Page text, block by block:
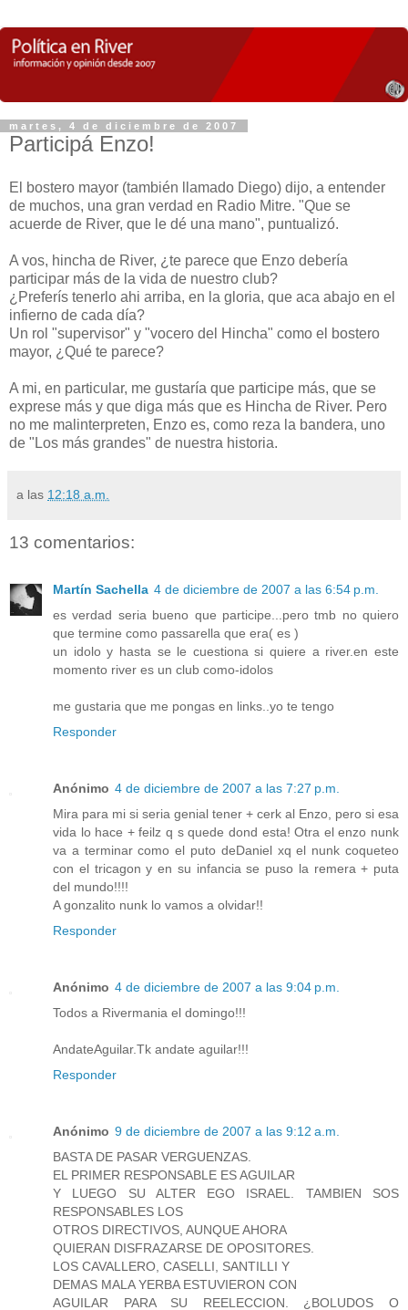
martes, 4 de diciembre de 2007
Participá Enzo!
El bostero mayor (también llamado Diego) dijo, a entender
de muchos, una gran verdad en Radio Mitre. "Que se
acuerde de River, que le dé una mano", puntualizó.
A vos, hincha de River, ¿te parece que Enzo debería
participar más de la vida de nuestro club?
¿Preferís tenerlo ahi arriba, en la gloria, que aca abajo en el
infierno de cada día?
Un rol "supervisor" y "vocero del Hincha" como el bostero
mayor, ¿Qué te parece?
A mi, en particular, me gustaría que participe más, que se
exprese más y que diga más que es Hincha de River. Pero
no me malinterpreten, Enzo es, como reza la bandera, uno
de "Los más grandes" de nuestra historia.
a las 12:18 a.m.
13 comentarios:
Martín Sachella 4 de diciembre de 2007 a las 6:54 p.m.
es verdad seria bueno que participe...pero tmb no quiero
que termine como passarella que era( es )
un idolo y hasta se le cuestiona si quiere a river.en este
momento river es un club como-idolos
me gustaria que me pongas en links..yo te tengo
Responder
Anónimo 4 de diciembre de 2007 a las 7:27 p.m.
Mira para mi si seria genial tener + cerk al Enzo, pero si esa
vida lo hace + feilz q s quede dond esta! Otra el enzo nunk
va a terminar como el puto deDaniel xq el nunk coqueteo
con el tricagon y en su infancia se puso la remera + puta
del mundo!!!!
A gonzalito nunk lo vamos a olvidar!!
Responder
Anónimo 4 de diciembre de 2007 a las 9:04 p.m.
Todos a Rivermania el domingo!!!
AndateAguilar.Tk andate aguilar!!!
Responder
Anónimo 9 de diciembre de 2007 a las 9:12 a.m.
BASTA DE PASAR VERGUENZAS.
EL PRIMER RESPONSABLE ES AGUILAR
Y LUEGO SU ALTER EGO ISRAEL. TAMBIEN SOS
RESPONSABLES LOS
OTROS DIRECTIVOS, AUNQUE AHORA
QUIERAN DISFRAZARSE DE OPOSITORES.
LOS CAVALLERO, CASELLI, SANTILLI Y
DEMAS MALA YERBA ESTUVIERON CON
AGUILAR PARA SU REELECCION. ¿BOLUDOS O